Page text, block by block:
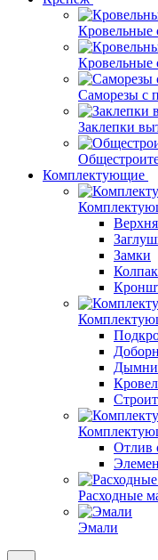
Кровельные
Кровельные
Саморезы с
Заклепки
Комплектующие
Замки
Отлив
Расходные
Эмали